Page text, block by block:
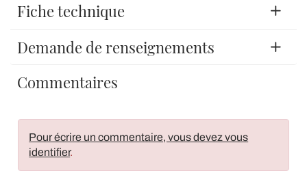
Fiche technique
Demande de renseignements
Commentaires
Pour écrire un commentaire, vous devez vous
identifier.